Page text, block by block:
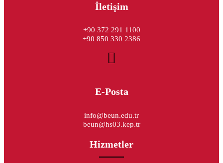
İletişim
+90 372 291 1100
+90 850 330 2386
E-Posta
info@beun.edu.tr
beun@hs03.kep.tr
Hizmetler